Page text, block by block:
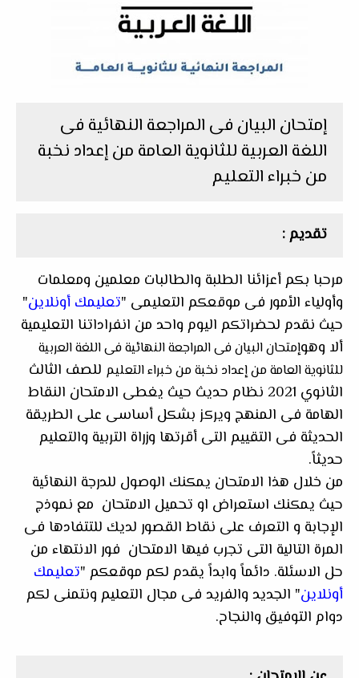
إمتحان البيان فى المراجعة النهائية فى
اللغة العربية للثانوية العامة من إعداد نخبة
من خبراء التعليم
تقديم :
مرحبا بكم أعزائنا الطلبة والطالبات معلمين ومعلمات
وأولياء الأمور فى موقعكم التعليمى "تعليمك أونلاين"
حيث نقدم لحضراتكم اليوم واحد من انفراداتنا التعليمية
ألا وهوإمتحان البيان فى المراجعة النهائية فى اللغة العربية
للثانوية العامة من إعداد نخبة من خبراء التعليم للصف الثالث
الثانوي 2021 نظام حديث حيث يغطى الامتحان النقاط
الهامة فى المنهج ويركز بشكل أساسى على الطريقة
الحديثة فى التقييم التى أقرتها وزراة التربية والتعليم
حديثاً.
من خلال هذا الامتحان يمكنك الوصول للدرجة النهائية
حيث يمكنك استعراض او تحميل الامتحان مع نموذج
الإجابة و التعرف على نقاط القصور لديك للتتفادها فى
المرة التالية التى تجرب فيها الامتحان فور الانتهاء من
حل الاسئلة. دائماً وابداً يقدم لكم موقعكم "تعليمك
أونلاين" الجديد والفريد فى مجال التعليم ونتمنى لكم
دوام التوفيق والنجاح.